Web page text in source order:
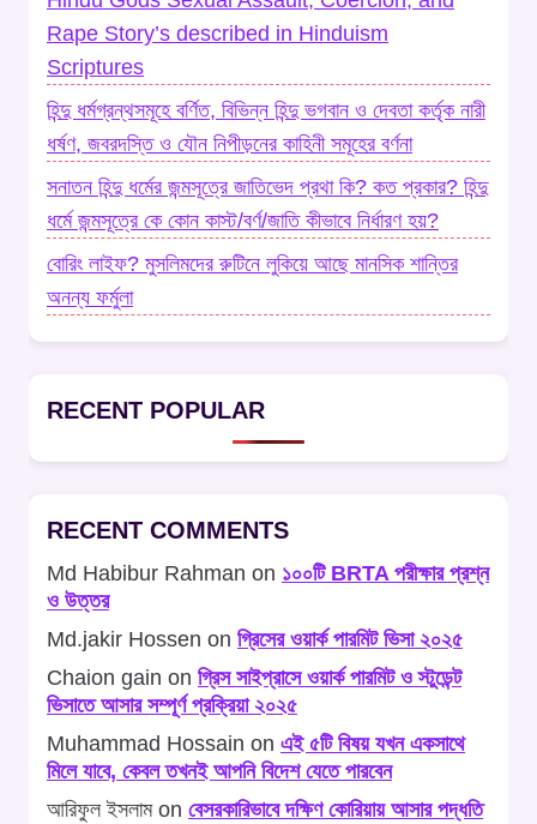
Rape Story’s described in Hinduism
Scriptures
হিন্দু ধর্মগ্রন্থসমূহে বর্ণিত, বিভিন্ন হিন্দু ভগবান ও দেবতা কর্তৃক নারী
ধর্ষণ, জবরদস্তি ও যৌন নিপীড়নের কাহিনী সমূহের বর্ণনা
সনাতন হিন্দু ধর্মের জন্মসূত্রে জাতিভেদ প্রথা কি? কত প্রকার? হিন্দু
ধর্মে জন্মসূত্রে কে কোন কাস্ট/বর্ণ/জাতি কীভাবে নির্ধারণ হয়?
বোরিং লাইফ? মুসলিমদের রুটিনে লুকিয়ে আছে মানসিক শান্তির
অনন্য ফর্মুলা
RECENT POPULAR
RECENT COMMENTS
Md Habibur Rahman on ১০০টি BRTA পরীক্ষার প্রশ্ন
ও উত্তর
Md.jakir Hossen on গ্রিসের ওয়ার্ক পারমিট ভিসা ২০২৫
Chaion gain on গ্রিস সাইপ্রাসে ওয়ার্ক পারমিট ও স্টুডেন্ট
ভিসাতে আসার সম্পূর্ণ প্রক্রিয়া ২০২৫
Muhammad Hossain on এই ৫টি বিষয় যখন একসাথে
মিলে যাবে, কেবল তখনই আপনি বিদেশ যেতে পারবেন
আরিফুল ইসলামon বেসরকারিভাবে দক্ষিণ কোরিয়ায় আসার পদ্ধতি